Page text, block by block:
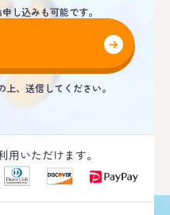
し込みも可能です。
、送信してください。
用いただけます。